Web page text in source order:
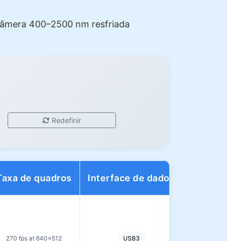
400–2500 nm resfriada
Redefinir
de quadros Interface de dados
270 fps at 640×512 USB3